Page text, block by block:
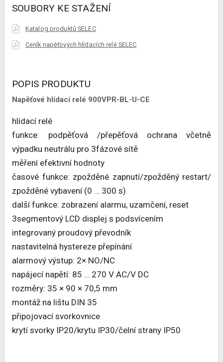
SOUBORY KE STAŽENÍ
Katalog produktů SELEC
Ceník napěťových hlídacích relé SELEC
POPIS PRODUKTU
Napěťové hlídací relé 900VPR-BL-U-CE
hlídací relé
funkce: podpěťová /přepěťová ochrana včetně
výpadku neutrálu pro 3fázové sítě
měření efektivní hodnoty
časové funkce: zpožděné zapnutí/zpožděný restart/
zpožděné vybavení (0 … 300 s)
další funkce: zobrazení alarmu, uzamčení, reset
3segmentový LCD displej s podsvícením
integrovaný proudový převodník
nastavitelná hystereze přepínání
alarmový výstup: 2× NO/NC
napájecí napětí: 85 … 270 V AC/V DC
rozměry: 35 × 90 × 70,5 mm
montáž na lištu DIN 35
připojovací svorkovnice
krytí svorky IP20/krytu IP30/čelní strany IP50